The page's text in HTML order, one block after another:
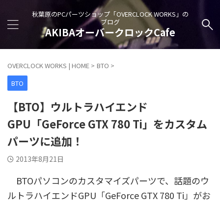
秋葉原のPCパーツショップ「OVERCLOCK WORKS」の
ブログ
AKIBAオーバークロックCafe
OVERCLOCK WORKS | HOME > BTO >
BTO
【BTO】ウルトラハイエンド
GPU「GeForce GTX 780 Ti」をカスタム
パーツに追加！
2013年8月21日
BTOパソコンのカスタマイズパーツで、話題のウ
ルトラハイエンドGPU「GeForce GTX 780 Ti」がお